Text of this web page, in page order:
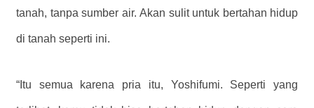
tanah, tanpa sumber air. Akan sulit untuk bertahan hidup
di tanah seperti ini.
“Itu semua karena pria itu, Yoshifumi. Seperti yang